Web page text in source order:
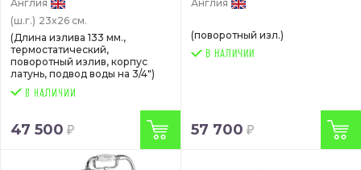
Англия
(ш.г.) 23x26 см.
(Длина излива 133 мм.,
термостатический,
поворотный излив, корпус
латунь, подвод воды на 3/4")
47 500
Англия
(поворотный изл.)
В НАЛИЧИИ
57 700